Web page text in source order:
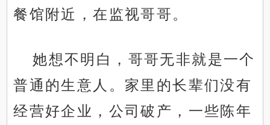
餐馆附近，在监视哥哥。
她想不明白，哥哥无非就是一个
普通的生意人。家里的长辈们没有
经营好企业，公司破产，一些陈年